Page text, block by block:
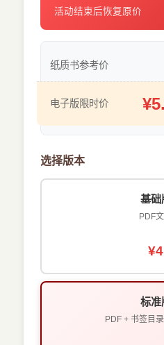
活动结束后恢复原价
纸质书参考价
电子版限时价
选择版本
基础
PDF
¥4
标准
PDF + 书签目